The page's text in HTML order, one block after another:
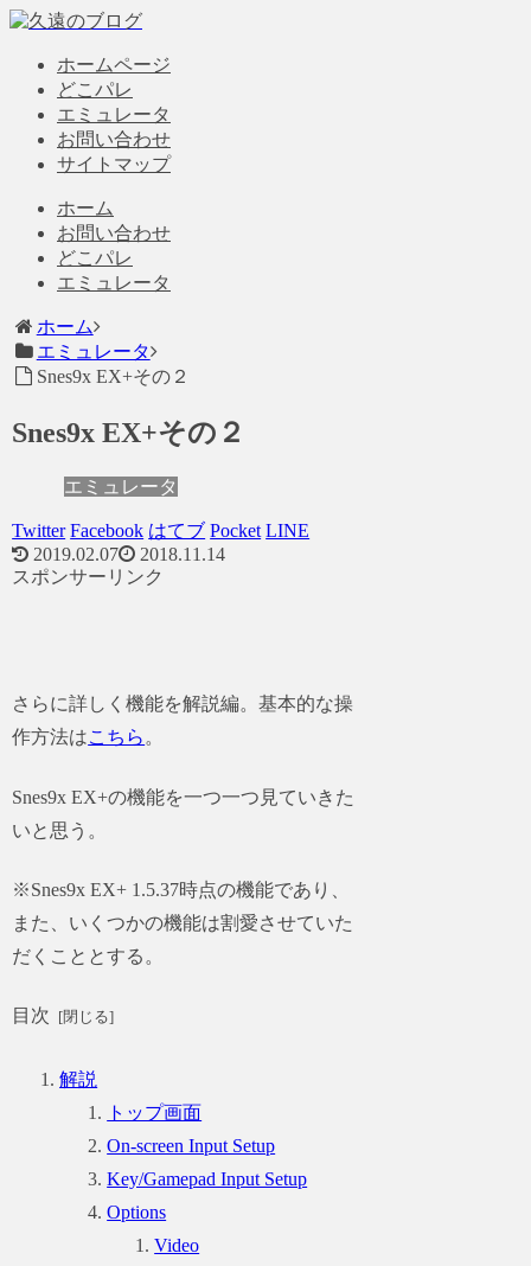
ホームページ
どこパレ
エミュレータ
お問い合わせ
サイトマップ
ホーム
お問い合わせ
どこパレ
エミュレータ
ホーム
エミュレータ
Snes9x EX+その２
Snes9x EX+その２
エミュレータ
Twitter Facebook はてブ Pocket LINE
2019.02.07
2018.11.14
スポンサーリンク
さらに詳しく機能を解説編。基本的な操
作方法はこちら 。
Snes9x EX+の機能を一つ一つ見ていきた
いと思う。
※Snes9x EX+ 1.5.37時点の機能であり、
また、いくつかの機能は割愛させていた
だくこととする。
目次
解説
トップ画面
On-screen Input Setup
Key/Gamepad Input Setup
Options
Video